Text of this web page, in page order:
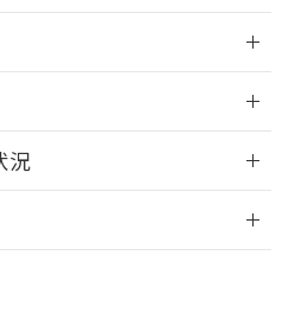
ン/会員登録
況
例
って非含有を証明する
。
フタル酸エステル類４
ておりました。
への在庫切替を完了
特段のことがない限
より割愛しておりま